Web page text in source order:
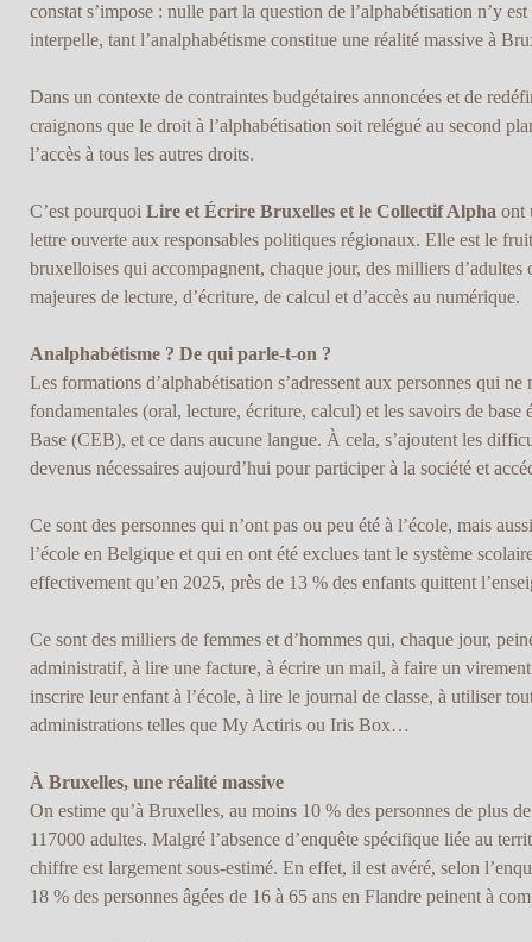
constat s’impose : nulle part la question de l’alphabétisation n’y
interpelle, tant l’analphabétisme constitue une réalité massive à
Dans un contexte de contraintes budgétaires annoncées et de
craignons que le droit à l’alphabétisation soit relégué au second
l’accès à tous les autres droits.
C’est pourquoi Lire et Écrire Bruxelles et le Collectif Alpha ont
lettre ouverte aux responsables politiques régionaux. Elle est le
bruxelloises qui accompagnent, chaque jour, des milliers d’adultes
majeures de lecture, d’écriture, de calcul et d’accès au numérique.
Analphabétisme ? De qui parle-t-on ?
Les formations d’alphabétisation s’adressent aux personnes qui ne
fondamentales (oral, lecture, écriture, calcul) et les savoirs de base
Base (CEB), et ce dans aucune langue. À cela, s’ajoutent les
devenus nécessaires aujourd’hui pour participer à la société et
Ce sont des personnes qui n’ont pas ou peu été à l’école, mais
l’école en Belgique et qui en ont été exclues tant le système
effectivement qu’en 2025, près de 13 % des enfants quittent
Ce sont des milliers de femmes et d’hommes qui, chaque jour,
administratif, à lire une facture, à écrire un mail, à faire un
inscrire leur enfant à l’école, à lire le journal de classe, à utiliser
administrations telles que My Actiris ou Iris Box…
À Bruxelles, une réalité massive
On estime qu’à Bruxelles, au moins 10 % des personnes de plus
117000 adultes. Malgré l’absence d’enquête spécifique liée au
chiffre est largement sous-estimé. En effet, il est avéré, selon
18 % des personnes âgées de 16 à 65 ans en Flandre peinent à